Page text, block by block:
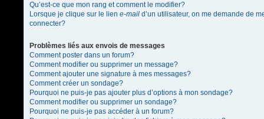
Qu’est-ce que mon rang et comment le modifier?
Lorsque je clique sur le lien e-mail d’un utilisateur, on me demande de
connecter?
Problèmes liés aux envois de messages
Comment poster dans un forum?
Comment modifier ou supprimer un message?
Comment ajouter une signature à mes messages?
Comment créer un sondage?
Pourquoi ne puis-je pas ajouter plus d’options à mon sondage?
Comment modifier ou supprimer un sondage?
Pourquoi ne puis-je pas accéder à un forum?